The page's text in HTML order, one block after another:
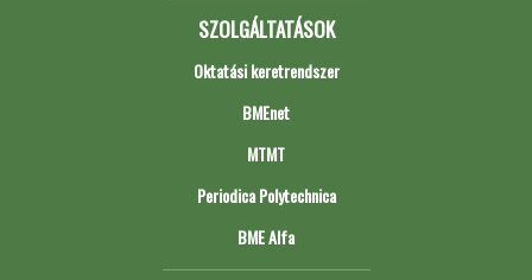
SZOLGÁLTATÁSOK
Oktatási keretrendszer
BMEnet
MTMT
Periodica Polytechnica
BME Alfa